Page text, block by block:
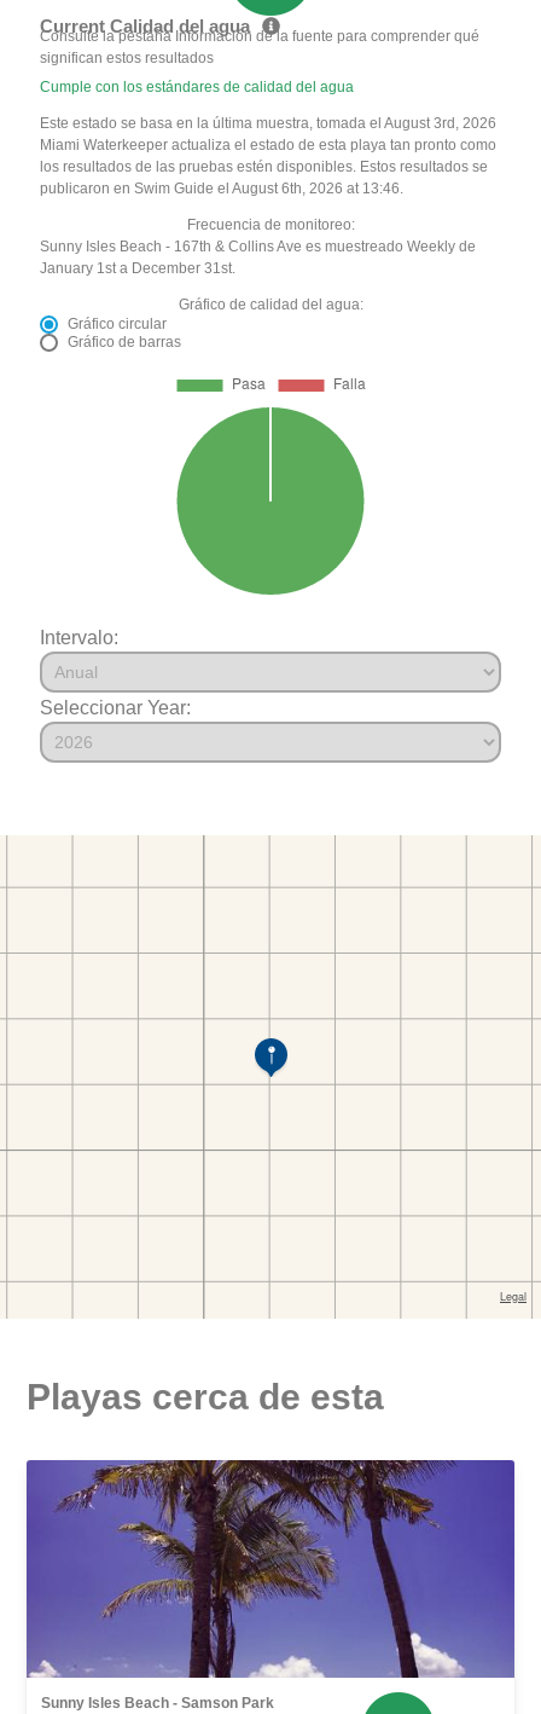
Current Calidad del agua
Consulte la pestaña Información de la fuente para comprender qué
significan estos resultados
Cumple con los estándares de calidad del agua
Este estado se basa en la última muestra, tomada el August 3rd, 2026
Miami Waterkeeper actualiza el estado de esta playa tan pronto como
los resultados de las pruebas estén disponibles. Estos resultados se
publicaron en Swim Guide el August 6th, 2026 at 13:46.
Frecuencia de monitoreo:
Sunny Isles Beach - 167th & Collins Ave es muestreado Weekly de
January 1st a December 31st.
Gráfico de calidad del agua:
Gráfico circular
Gráfico de barras
Intervalo:
Seleccionar Year:
Playas cerca de esta
Sunny Isles Beach - Samson Park